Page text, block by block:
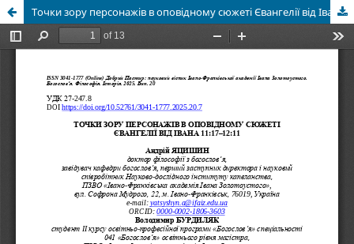
Точки зору персонажів в оповідному сюжеті Євангелії від Івана 11:17–12:11